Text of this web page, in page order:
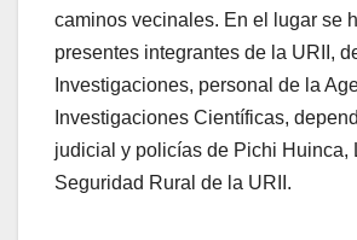
caminos vecinales. En el lugar se
presentes integrantes de la URII,
Investigaciones, personal de la
Investigaciones Científicas,
judicial y policías de Pichi Huinca,
Seguridad Rural de la URII.